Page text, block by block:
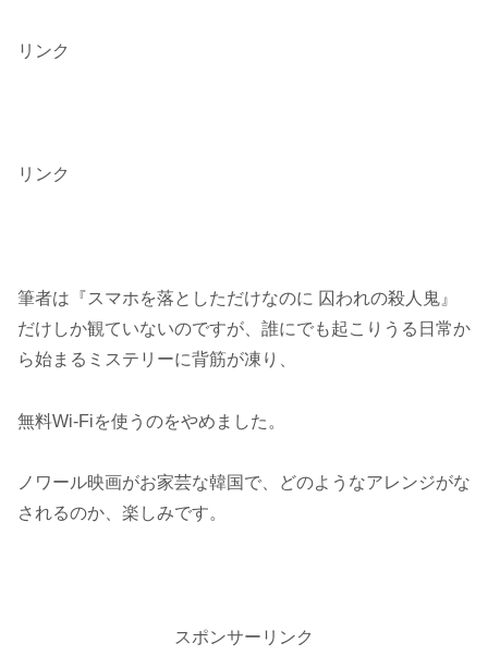
リンク
リンク
筆者は『スマホを落としただけなのに 囚われの殺人鬼』
だけしか観ていないのですが、誰にでも起こりうる日常か
ら始まるミステリーに背筋が凍り、
無料Wi-Fiを使うのをやめました。
ノワール映画がお家芸な韓国で、どのようなアレンジがな
されるのか、楽しみです。
スポンサーリンク